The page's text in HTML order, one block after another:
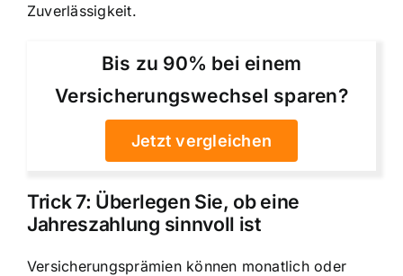
Zuverlässigkeit.
Bis zu 90% bei einem
Versicherungswechsel sparen?
Jetzt vergleichen
Trick 7: Überlegen Sie, ob eine
Jahreszahlung sinnvoll ist
Versicherungsprämien können monatlich oder